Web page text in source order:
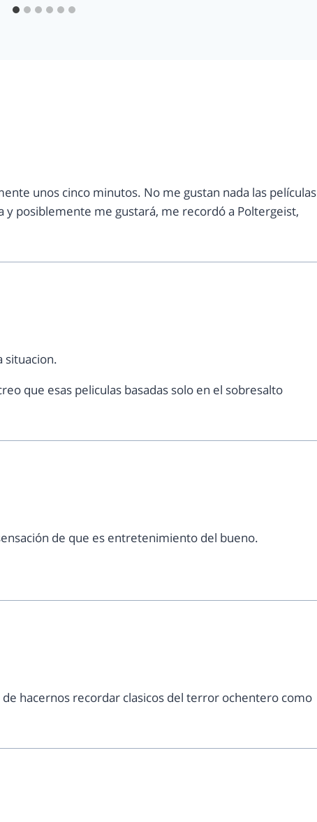
unos cinco minutos. No me gustan nada las películas
y posiblemente me gustará, me recordó a Poltergeist,
situacion.
que esas peliculas basadas solo en el sobresalto
de que es entretenimiento del bueno.
hacernos recordar clasicos del terror ochentero como